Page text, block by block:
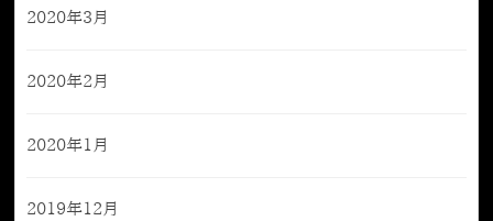
2020年3月
2020年2月
2020年1月
2019年12月